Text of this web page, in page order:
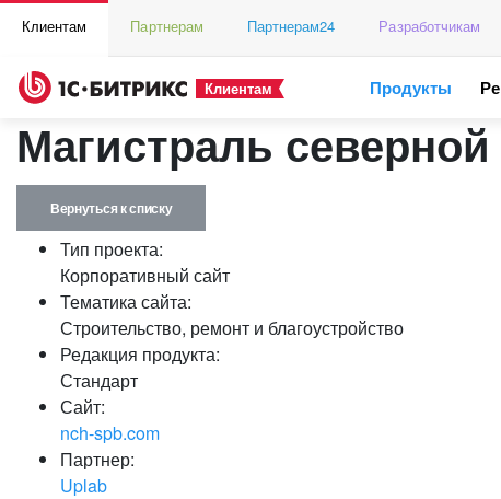
Клиентам Партнерам Партнерам24 Разработчикам
Клиентам Продукты
Магистраль
Вернуться к списку
Тип проекта:
Корпоративный сайт
Тематика сайта:
Строительство, ремонт и благоустройство
Редакция продукта:
Стандарт
Сайт:
nch-spb.com
Партнер:
Uplab